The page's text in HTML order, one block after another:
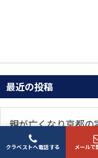
クラベストへ電話する メールで
最近の投稿
親が亡くなり京都